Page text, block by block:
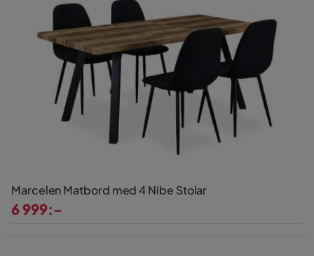
Marcelen Matbord med 4 Nibe Stolar
6 999:-